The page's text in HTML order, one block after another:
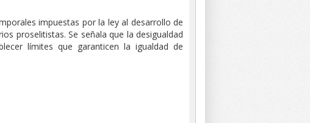
impuestas por la ley al desarrollo de
proselitistas. Se señala que la desigualdad
límites que garanticen la igualdad de